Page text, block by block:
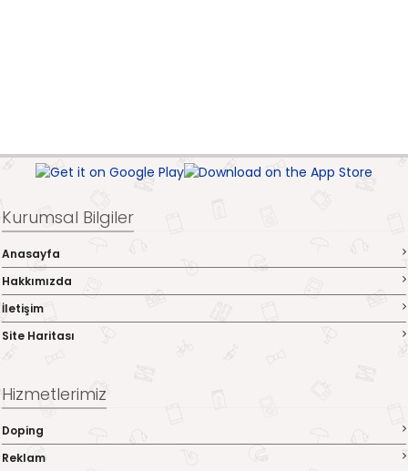
Kurumsal Bilgiler
Anasayfa
Hakkımızda
İletişim
Site Haritası
Hizmetlerimiz
Doping
Reklam